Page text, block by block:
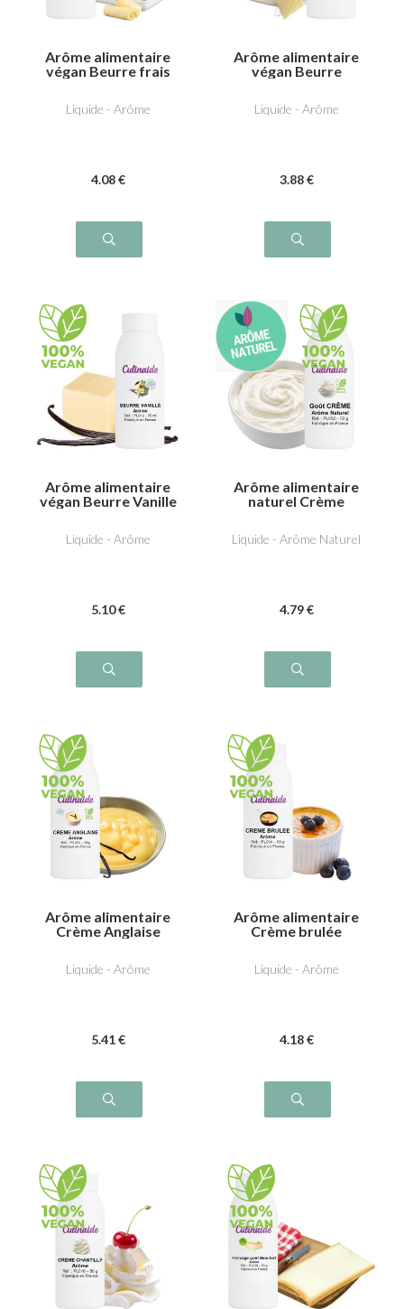
Arôme alimentaire
végan Beurre frais
Liquide - Arôme
4.08 €
Arôme alimentaire
végan Beurre
Liquide - Arôme
3.88 €
Arôme alimentaire
végan Beurre Vanille
Liquide - Arôme
5.10 €
Arôme alimentaire
naturel Crème
Liquide - Arôme Naturel
4.79 €
Arôme alimentaire
Crème Anglaise
Liquide - Arôme
5.41 €
Arôme alimentaire
Crème brulée
Liquide - Arôme
4.18 €